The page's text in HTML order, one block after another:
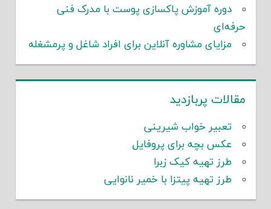
دوره آموزش پاکسازی پوست با مدرک فنی
حرفه‌ای
مزایای مشاوره آنلاین برای افراد شاغل و پرمشغله
مقالات پربازدید
تعبیر خواب شیرینی
عکس بچه برای پروفایل
طرز تهیه کیک زبرا
طرز تهیه پیتزا با خمیر نانوایی